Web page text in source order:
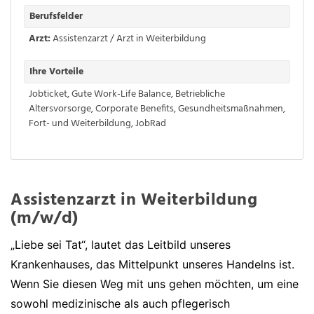
Berufsfelder
Arzt:Assistenzarzt / Arzt in Weiterbildung
Ihre Vorteile
Jobticket,Gute Work-Life Balance,Betriebliche
Altersvorsorge,Corporate Benefits,Gesundheitsmaßnahmen,
Fort- und Weiterbildung,JobRad
Assistenzarzt in Weiterbildung
(m/w/d)
„Liebe sei Tat“, lautet das Leitbild unseres
Krankenhauses, das Mittelpunkt unseres Handelns ist.
Wenn Sie diesen Weg mit uns gehen möchten, um eine
sowohl medizinische als auch pflegerisch